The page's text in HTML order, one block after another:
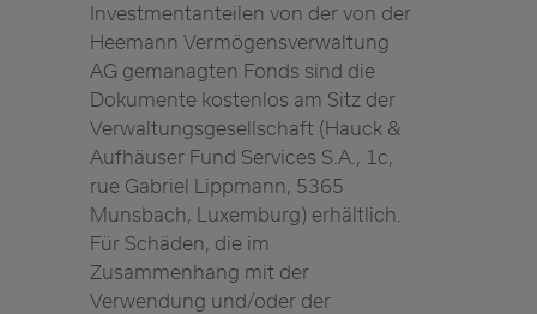
Investmentanteilen von der von der
Heemann Vermögensverwaltung
AG gemanagten Fonds sind die
Dokumente kostenlos am Sitz der
Verwaltungsgesellschaft (Hauck &
Aufhäuser Fund Services S.A., 1c,
rue Gabriel Lippmann, 5365
Munsbach, Luxemburg) erhältlich.
Für Schäden, die im
Zusammenhang mit der
Verwendung und/oder der